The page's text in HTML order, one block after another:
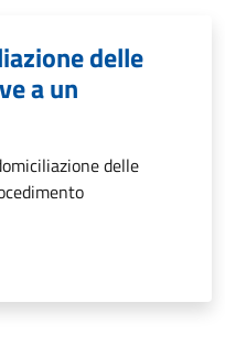
delle
a un
delle